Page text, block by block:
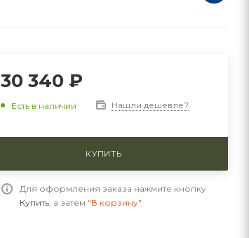
30 340 ₽
Есть в наличии Нашли дешевле?
КУПИТЬ
Для оформления заказа нажмите кнопку
Купить, а затем "В корзину"